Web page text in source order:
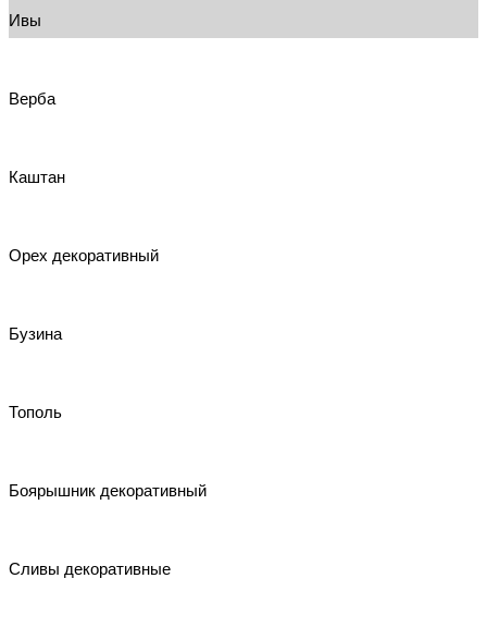
Ивы
Верба
Каштан
Орех декоративный
Бузина
Тополь
Боярышник декоративный
Сливы декоративные